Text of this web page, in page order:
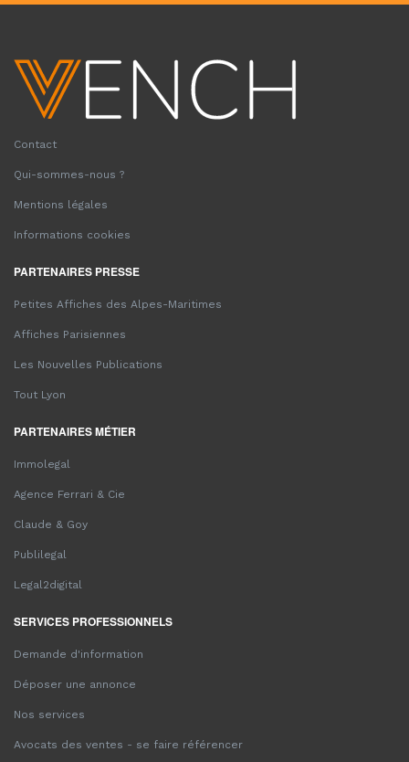
Contact
Qui-sommes-nous ?
Mentions légales
Informations cookies
PARTENAIRES PRESSE
Petites Affiches des Alpes-Maritimes
Affiches Parisiennes
Les Nouvelles Publications
Tout Lyon
PARTENAIRES MÉTIER
Immolegal
Agence Ferrari & Cie
Claude & Goy
Publilegal
Legal2digital
SERVICES PROFESSIONNELS
Demande d'information
Déposer une annonce
Nos services
Avocats des ventes - se faire référencer